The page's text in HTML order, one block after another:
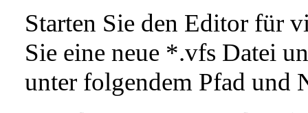
Starten Sie den Editor für
Sie eine neue *.vfs Datei
unter folgendem Pfad und